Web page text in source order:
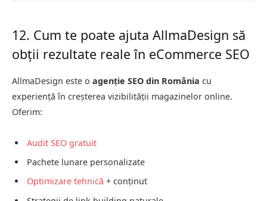
12. Cum te poate ajuta AllmaDesign să
obții rezultate reale în eCommerce SEO
AllmaDesign este o agenție SEO din România cu
experiență în creșterea vizibilității magazinelor online.
Oferim:
Audit SEO gratuit
Pachete lunare personalizate
Optimizare tehnică + conținut